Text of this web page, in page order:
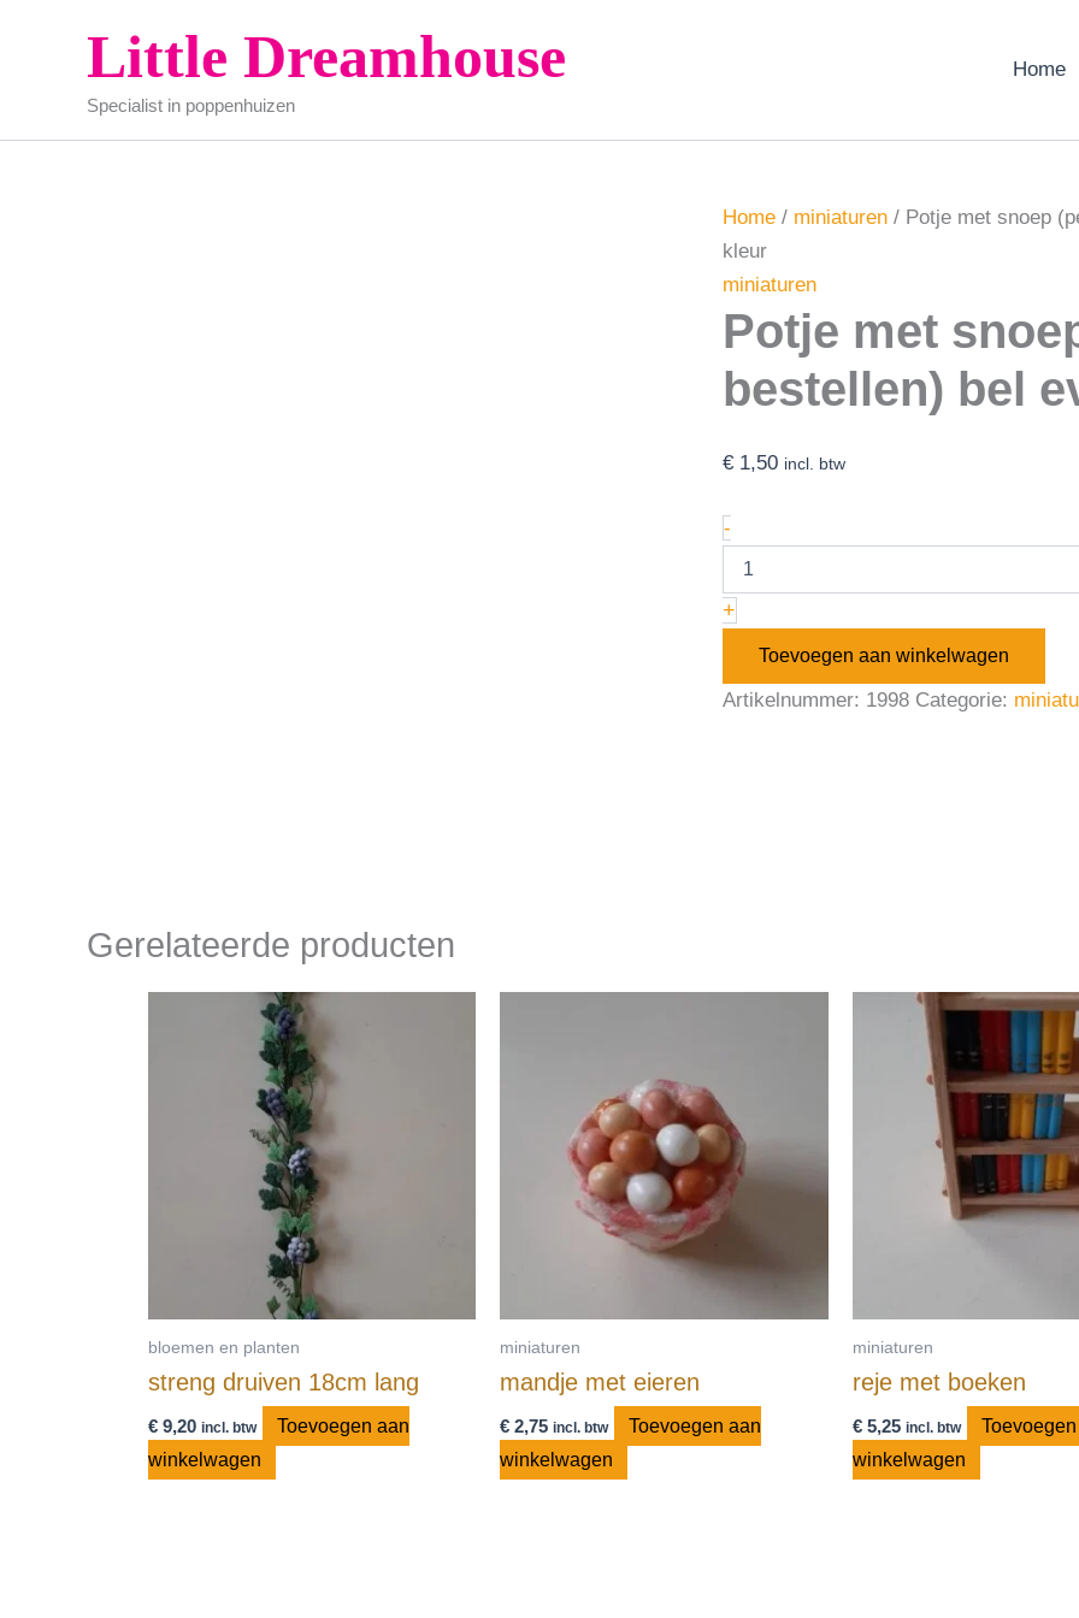
Little Dreamhouse
Specialist in poppenhuizen
Home
Home / miniaturen / Potje met snoep
kleur
miniaturen
Potje met
bestellen) bel
€ 1,50 incl. btw
-
de
kleur
aantal
+
Toevoegen aan winkelwagen
Artikelnummer: 1998 Categorie:
Gerelateerde producten
bloemen en planten
streng druiven 18cm lang
€ 9,20 incl. btw
Toevoegen aan
winkelwagen
miniaturen
mandje met eieren
€ 2,75 incl. btw
Toevoegen aan
winkelwagen
miniaturen
reje met boeken
€5,25 incl. btw
winkelwagen